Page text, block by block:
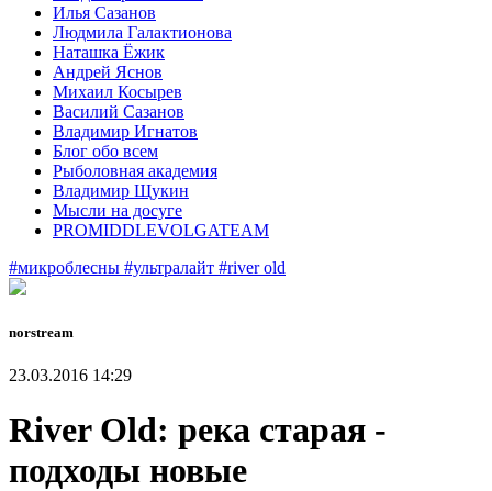
Илья Сазанов
Людмила Галактионова
Наташка Ёжик
Андрей Яснов
Михаил Косырев
Василий Сазанов
Владимир Игнатов
Блог обо всем
Рыболовная академия
Владимир Щукин
Мысли на досуге
PROMIDDLEVOLGATEAM
#микроблесны #ультралайт #river old
norstream
23.03.2016 14:29
River Old: река старая -
подходы новые